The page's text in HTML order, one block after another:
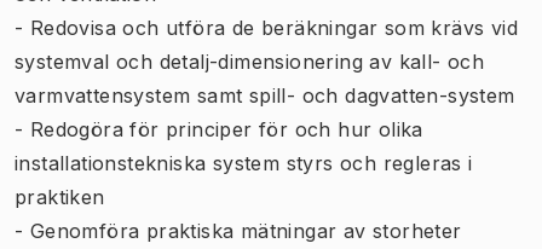
- Redovisa och utföra de beräkningar som krävs vid
systemval och detalj-dimensionering av kall- och
varmvattensystem samt spill- och dagvatten-system
- Redogöra för principer för och hur olika
installationstekniska system styrs och regleras i
praktiken
- Genomföra praktiska mätningar av storheter